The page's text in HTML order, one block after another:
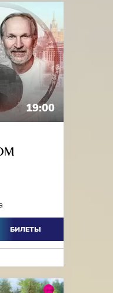
19:00
БИЛЕТЫ